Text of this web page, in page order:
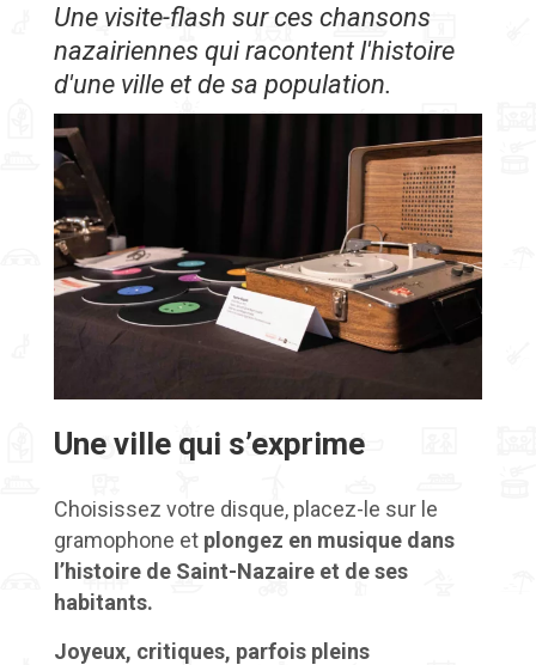
Une visite-flash sur ces chansons
nazairiennes qui racontent l'histoire
d'une ville et de sa population.
Une ville qui s’exprime
Choisissez votre disque, placez-le sur le
gramophone et plongez en musique dans
l’histoire de Saint-Nazaire et de ses
habitants.
Joyeux, critiques, parfois pleins